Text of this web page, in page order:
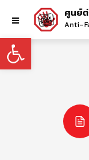
Open toolbar
ศูนย์ต่
Anti-